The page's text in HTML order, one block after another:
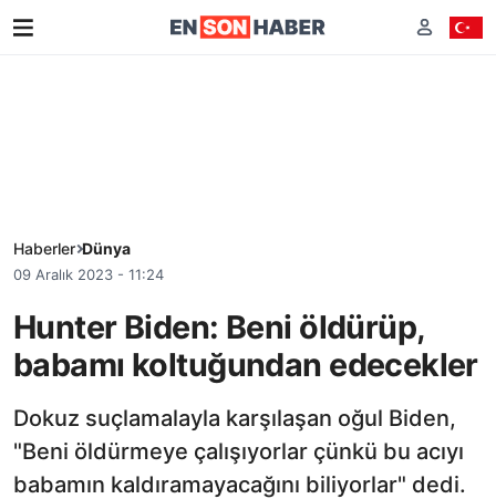
Haberler Dünya
09 Aralık 2023 - 11:24
Hunter Biden: Beni öldürüp,
babamı koltuğundan edecekler
Dokuz suçlamalayla karşılaşan oğul Biden,
"Beni öldürmeye çalışıyorlar çünkü bu acıyı
babamın kaldıramayacağını biliyorlar" dedi.